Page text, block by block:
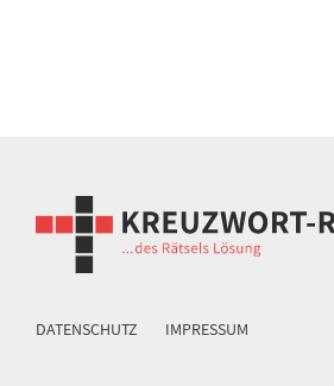
DATENSCHUTZ IMPRESSUM